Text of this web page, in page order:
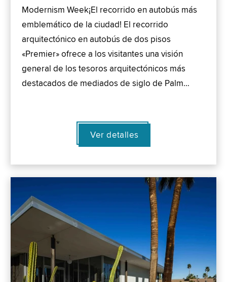
Modernism Week¡El recorrido en autobús más
emblemático de la ciudad! El recorrido
arquitectónico en autobús de dos pisos
«Premier» ofrece a los visitantes una visión
general de los tesoros arquitectónicos más
destacados de mediados de siglo de Palm…
Ver detalles